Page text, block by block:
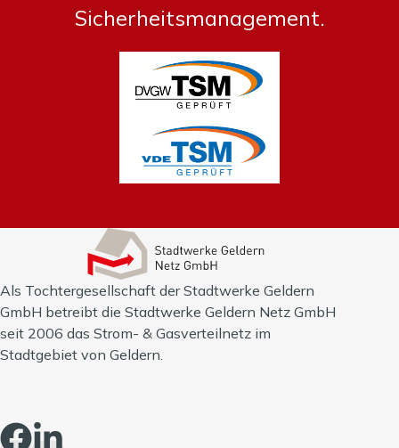
Sicherheitsmanagement.
Als Tochtergesellschaft der Stadtwerke Geldern
GmbH betreibt die Stadtwerke Geldern Netz GmbH
seit 2006 das Strom- & Gasverteilnetz im
Stadtgebiet von Geldern.